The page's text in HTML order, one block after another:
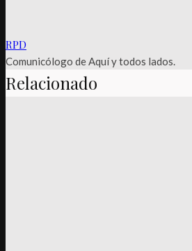
RPD
Comunicólogo de Aquí y todos lados.
Relacionado